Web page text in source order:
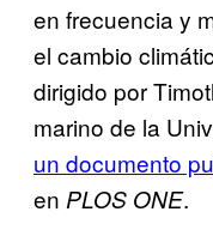
en frecuencia y
el cambio
dirigido por
marino de la
un documento
en PLOS ONE.